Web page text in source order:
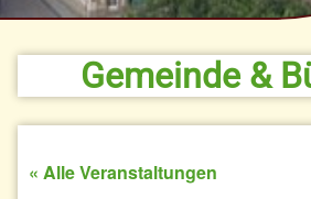
Gemeinde &
« Alle Veranstaltungen